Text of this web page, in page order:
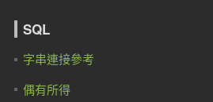
SQL
字串連接參考
偶有所得